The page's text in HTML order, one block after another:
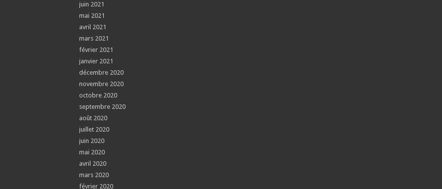
juin 2021
mai 2021
avril 2021
mars 2021
février 2021
janvier 2021
décembre 2020
novembre 2020
octobre 2020
septembre 2020
août 2020
juillet 2020
juin 2020
mai 2020
avril 2020
mars 2020
février 2020